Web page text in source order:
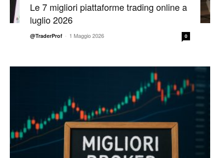
Le 7 migliori piattaforme trading online a
luglio 2026
@TraderProf - 1 Maggio 2026 0